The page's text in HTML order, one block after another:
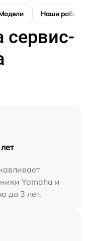
Наши работы
Yamaha и
до 3 лет.